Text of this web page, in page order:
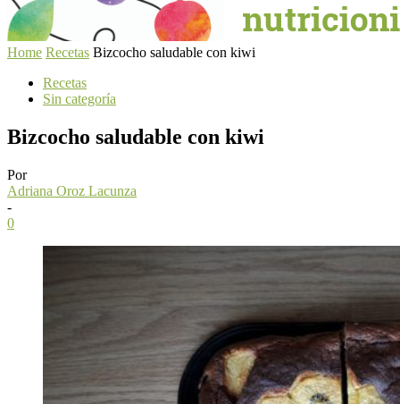
Home Recetas Bizcocho saludable con kiwi
Recetas
Sin categoría
Bizcocho saludable con kiwi
Por
Adriana Oroz Lacunza
-
0